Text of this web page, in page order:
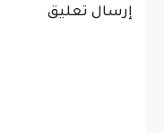
إرسال تعليق